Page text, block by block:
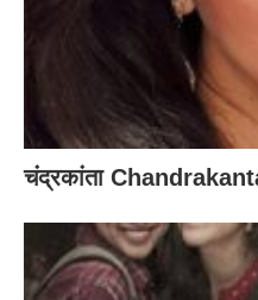
चंद्रकांता